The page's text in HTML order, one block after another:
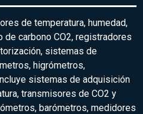
de temperatura, humedad,
carbono CO2, registradores
sistemas de
higrómetros,
sistemas de adquisición
transmisores de CO2 y
barómetros, medidores